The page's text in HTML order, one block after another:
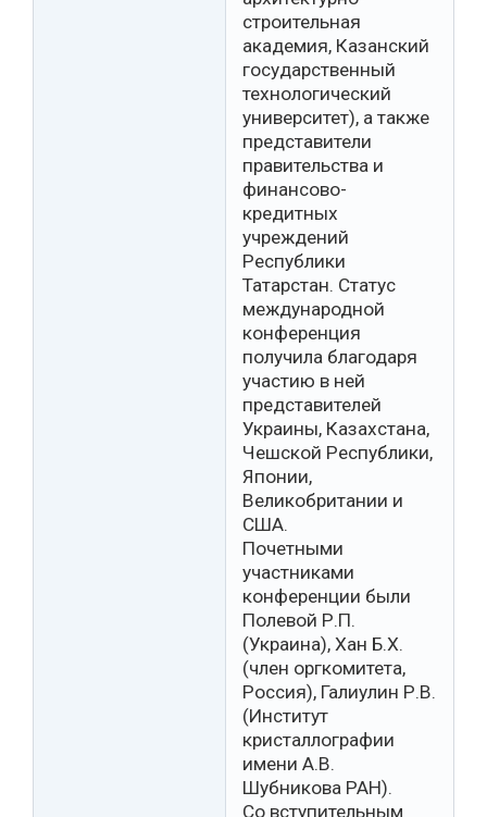
строительная
академия, Казанский
государственный
технологический
университет), а также
представители
правительства и
финансово-
кредитных
учреждений
Республики
Татарстан. Статус
международной
конференция
получила благодаря
участию в ней
представителей
Украины, Казахстана,
Чешской Республики,
Японии,
Великобритании и
США.
Почетными
участниками
конференции были
Полевой Р.П.
(Украина), Хан Б.Х.
(член оргкомитета,
Россия), Галиулин Р.В.
(Институт
кристаллографии
имени А.В.
Шубникова РАН).
Со вступительным